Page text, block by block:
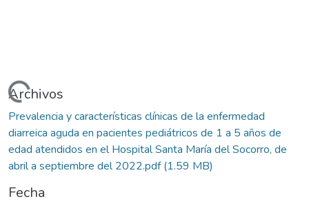
Archivos
Prevalencia y características clínicas de la enfermedad
diarreica aguda en pacientes pediátricos de 1 a 5 años de
edad atendidos en el Hospital Santa María del Socorro, de
abril a septiembre del 2022.pdf(1.59 MB)
Fecha